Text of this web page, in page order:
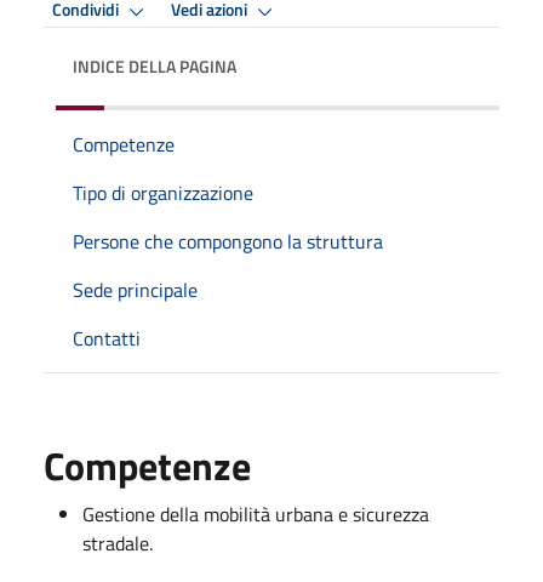
Condividi Vedi azioni
INDICE DELLA PAGINA
Competenze
Tipo di organizzazione
Persone che compongono la struttura
Sede principale
Contatti
Competenze
Gestione della mobilità urbana e sicurezza
stradale.